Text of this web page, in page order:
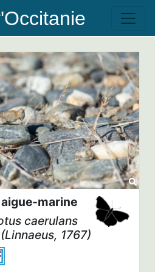
marine
caerulans
(Linnaeus, 1767)